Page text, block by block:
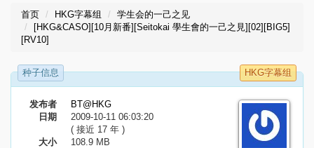
首页 HKG字幕组
学生会的一己之见
[HKG&CASO][10月新番][Seitokai 學生會的一己之見][02][BIG5]
[RV10]
种子信息 HKG字幕组
发布者
BT@HKG
日期
2009-10-11 06:03:20
( 接近 17 年 )
大小
108.9 MB